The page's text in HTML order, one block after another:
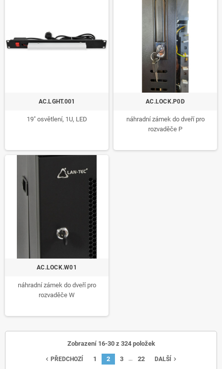
AC.LGHT.001
19" osvětlení, 1U, LED
AC.LOCK.P0D
náhradní zámek do dveří pro
rozvaděče P
AC.LOCK.W01
náhradní zámek do dveří pro
rozvaděče W
Zobrazení 16-30 z 324 položek
navigate_before PŘEDCHOZÍ 1 2 3 … 22 DALŠÍ navigate_next